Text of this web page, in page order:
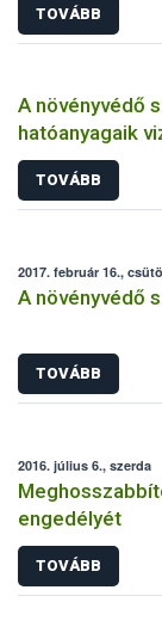
TOVÁBB
A növényvédő
hatóanyagaik
TOVÁBB
2017. február 16.,
A növényvédő
TOVÁBB
2016. július 6., szerda
engedélyét
TOVÁBB